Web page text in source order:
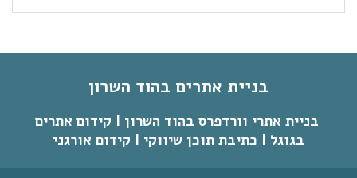
בניית אתרים בהוד השרון
בניית אתרי וורדפרס בהוד השרון | קידום אתרים
בגוגל | כתיבת תוכן שיווקי | קידום אורגני